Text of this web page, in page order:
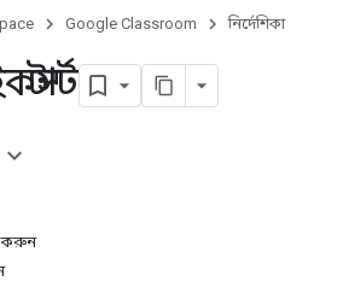
Google Classroom নির্দেশিকা
করুন